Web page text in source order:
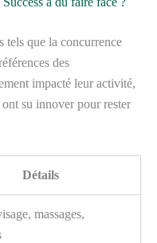
tels que la concurrence
des
impacté leur activité,
su innover pour rester
Détails
massages,